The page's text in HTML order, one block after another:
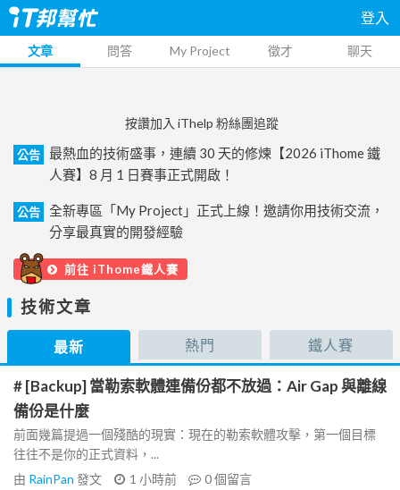
登入
文章 問答 My Project 徵才 聊天
按讚加入 iThelp 粉絲團追蹤
公告
最熱血的技術盛事，連續 30 天的修煉【2026 iThome 鐵
人賽】8 月 1 日賽事正式開啟！
公告
全新專區「My Project」正式上線！邀請你用技術交流，
分享最真實的開發經驗
前往 iThome鐵人賽
技術文章
最新 熱門 鐵人賽
# [Backup] 當勒索軟體連備份都不放過：Air Gap 與離線
備份是什麼
前面幾篇提過一個殘酷的現實：現在的勒索軟體攻擊，第一個目標
往往不是你的正式資料，...
由 RainPan 發文 1 小時前 0個留言